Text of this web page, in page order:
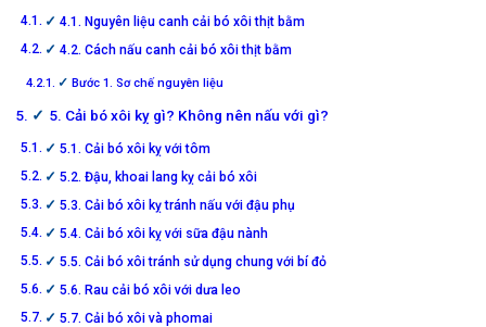
4.1. Nguyên liệu canh cải bó xôi thịt bằm
4.2. Cách nấu canh cải bó xôi thịt bằm
Bước 1. Sơ chế nguyên liệu
5. Cải bó xôi kỵ gì? Không nên nấu với gì?
5.1. Cải bó xôi kỵ với tôm
5.2. Đậu, khoai lang kỵ cải bó xôi
5.3. Cải bó xôi kỵ tránh nấu với đậu phụ
5.4. Cải bó xôi kỵ với sữa đậu nành
5.5. Cải bó xôi tránh sử dụng chung với bí đỏ
5.6. Rau cải bó xôi với dưa leo
5.7. Cải bó xôi và phomai